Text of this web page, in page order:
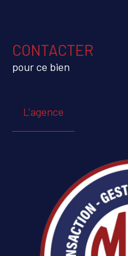
CONTACTER
pour ce bien
L'agence